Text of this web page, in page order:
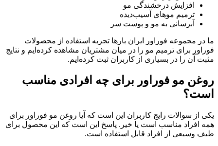
افزایش درخشندگی مو
ترمیم موهای آسیب‌دیده
آبرسانی به مو و پوست سر
ما در مجموعه فوراور ایران بارها تجربه استفاده از محصولات
فوراور برای ترمیم مو را در میان مشتریان مشاهده کرده‌ایم و نتایج
مثبت آن را در بسیاری از کاربران ثبت کرده‌ایم.
روغن مو فوراور برای چه افرادی مناسب
است؟
یکی از سوالات رایج کاربران این است که آیا روغن مو فوراور برای
همه افراد مناسب است یا خیر. پاسخ این است که این محصول برای
طیف وسیعی از افراد قابل استفاده است.